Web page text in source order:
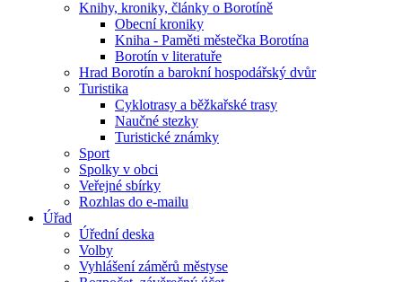
Knihy, kroniky, články o Borotíně
Obecní kroniky
Kniha - Paměti městečka Borotína
Borotín v literatuře
Hrad Borotín a barokní hospodářský dvůr
Turistika
Cyklotrasy a běžkařské trasy
Naučné stezky
Turistické známky
Sport
Spolky v obci
Veřejné sbírky
Rozhlas do e-mailu
Úřad
Úřední deska
Volby
Vyhlášení záměrů městyse